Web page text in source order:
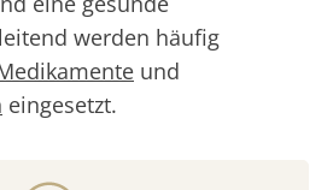
werden häufig
und
eingesetzt.